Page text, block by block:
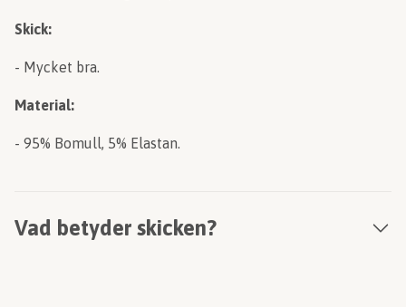
Skick:
- Mycket bra.
Material:
- 95% Bomull, 5% Elastan.
Vad betyder skicken?